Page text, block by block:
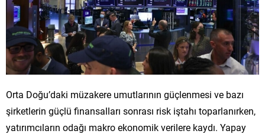
Orta Doğu’daki müzakere umutlarının güçlenmesi ve bazı
şirketlerin güçlü finansalları sonrası risk iştahı toparlanırken,
yatırımcıların odağı makro ekonomik verilere kaydı. Yapay